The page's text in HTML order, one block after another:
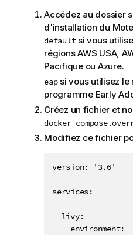
Accédez au dossier
d'installation du
defaultsi vous
régions AWS USA,
Pacifique ou Azure.
eapsi vous utilisez le
programme Early
Créez un fichier et
docker-
Modifiez ce fichier
version: '3.6'
services:
  livy:
    environment: